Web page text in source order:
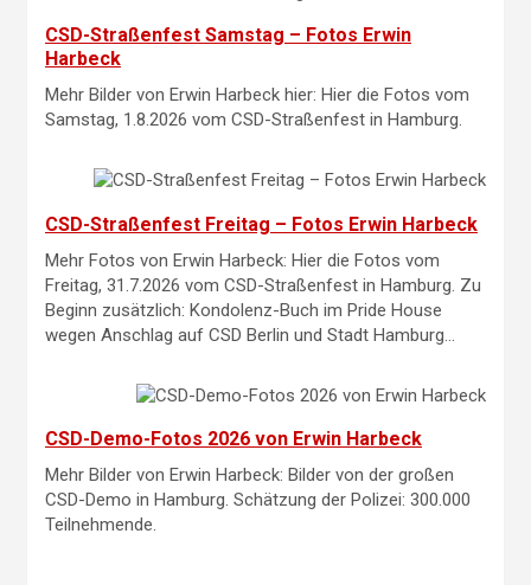
CSD-Straßenfest Samstag – Fotos Erwin
Harbeck
Mehr Bilder von Erwin Harbeck hier: Hier die Fotos vom
Samstag, 1.8.2026 vom CSD-Straßenfest in Hamburg.
CSD-Straßenfest Freitag – Fotos Erwin Harbeck
Mehr Fotos von Erwin Harbeck: Hier die Fotos vom
Freitag, 31.7.2026 vom CSD-Straßenfest in Hamburg. Zu
Beginn zusätzlich: Kondolenz-Buch im Pride House
wegen Anschlag auf CSD Berlin und Stadt Hamburg…
CSD-Demo-Fotos 2026 von Erwin Harbeck
Mehr Bilder von Erwin Harbeck: Bilder von der großen
CSD-Demo in Hamburg. Schätzung der Polizei: 300.000
Teilnehmende.